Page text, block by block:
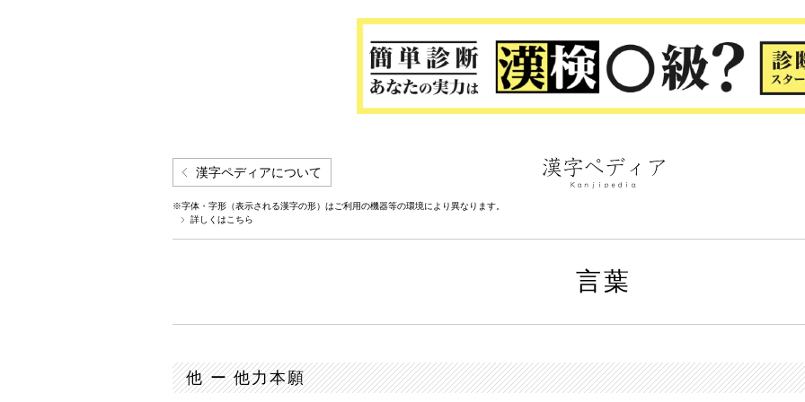
漢字ペディアについて
※字体・字形（表示される漢字の形）はご利用の機器等の環境により異なります。
詳しくはこちら
言葉
他 ー 他力本願